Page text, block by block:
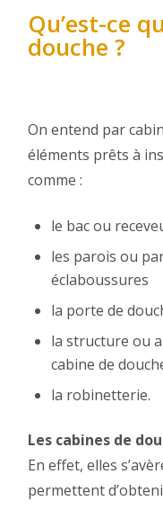
Qu’est-ce
douche ?
On entend par
éléments prêts à
comme :
le bac ou
les parois ou
éclaboussures
la porte de
la structure ou
cabine de
la robinetterie.
Les cabines de
En effet, elles
permettent